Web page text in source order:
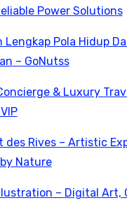
Power Solutions
Lengkap Pola Hidup
– GoNutss
& Luxury
des Rives – Artistic
Nature
– Digital Art,